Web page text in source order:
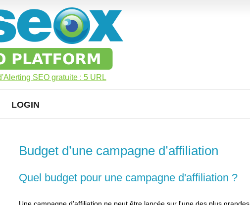
SEO gratuite : 5 URL
LOGIN
Budget d’une campagne d’affiliation
Quel budget pour une campagne d'affiliation ?